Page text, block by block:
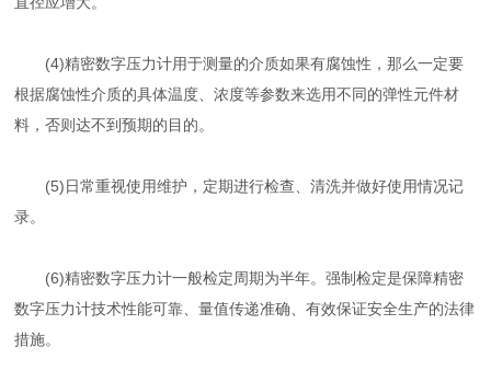
(4)精密数字压力计用于测量的介质如果有腐蚀性，那么一定要
根据腐蚀性介质的具体温度、浓度等参数来选用不同的弹性元件材
料，否则达不到预期的目的。
(5)日常重视使用维护，定期进行检查、清洗并做好使用情况记
录。
(6)精密数字压力计一般检定周期为半年。强制检定是保障精密
数字压力计技术性能可靠、量值传递准确、有效保证安全生产的法律
措施。